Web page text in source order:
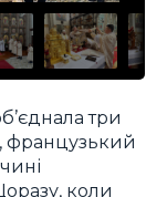
три
французький
коли